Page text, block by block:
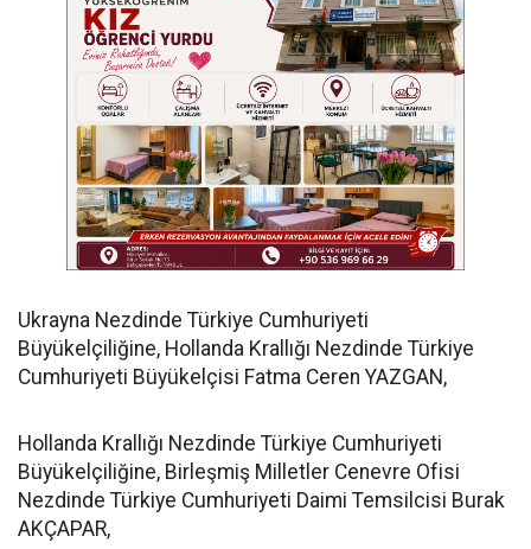
​Ukrayna Nezdinde Türkiye Cumhuriyeti
Büyükelçiliğine, Hollanda Krallığı Nezdinde Türkiye
Cumhuriyeti Büyükelçisi Fatma Ceren YAZGAN,
​Hollanda Krallığı Nezdinde Türkiye Cumhuriyeti
Büyükelçiliğine, Birleşmiş Milletler Cenevre Ofisi
Nezdinde Türkiye Cumhuriyeti Daimi Temsilcisi Burak
AKÇAPAR,